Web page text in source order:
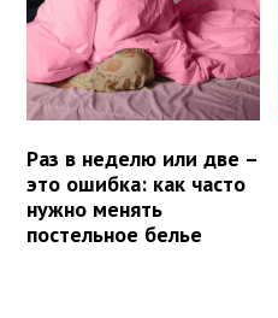
Раз в неделю или две –
это ошибка: как часто
нужно менять
постельное белье